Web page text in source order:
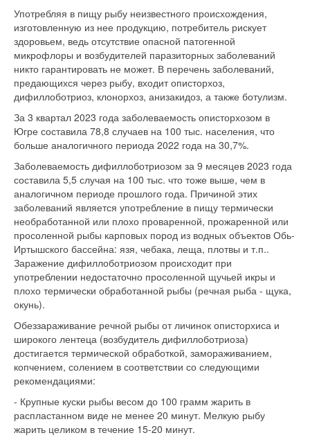
Употребляя в пищу рыбу неизвестного происхождения,
изготовленную из нее продукцию, потребитель рискует
здоровьем, ведь отсутствие опасной патогенной
микрофлоры и возбудителей паразиторных заболеваний
никто гарантировать не может. В перечень заболеваний,
предающихся через рыбу, входит описторхоз,
дифиллоботриоз, клонорхоз, анизакидоз, а также ботулизм.
За 3 квартал 2023 года заболеваемость описторхозом в
Югре составила 78,8 случаев на 100 тыс. населения, что
больше аналогичного периода 2022 года на 30,7%.
Заболеваемость дифиллоботриозом за 9 месяцев 2023 года
составила 5,5 случая на 100 тыс. что тоже выше, чем в
аналогичном периоде прошлого года. Причиной этих
заболеваний является употребление в пищу термически
необработанной или плохо проваренной, прожаренной или
просоленной рыбы карповых пород из водных объектов Обь-
Иртышского бассейна: язя, чебака, леща, плотвы и т.п..
Заражение дифиллоботриозом происходит при
употреблении недостаточно просоленной щучьей икры и
плохо термически обработанной рыбы (речная рыба - щука,
окунь).
Обеззараживание речной рыбы от личинок описторхиса и
широкого лентеца (возбудитель дифиллоботриоза)
достигается термической обработкой, замораживанием,
копчением, солением в соответствии со следующими
рекомендациями:
- Крупные куски рыбы весом до 100 грамм жарить в
распластанном виде не менее 20 минут. Мелкую рыбу
жарить целиком в течение 15-20 минут.